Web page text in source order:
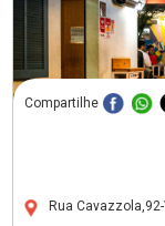
Compartilhe
Rua